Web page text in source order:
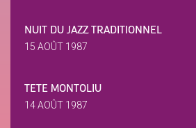
NUIT DU JAZZ TRADITIONNEL
15 AOÛT 1987
TETE MONTOLIU
14 AOÛT 1987